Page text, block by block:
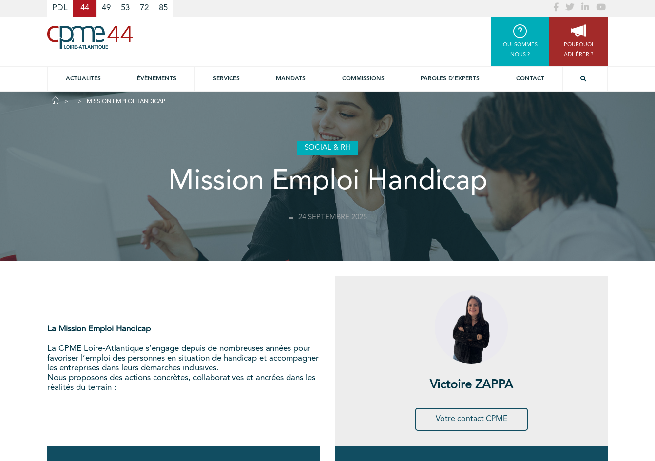
PDL 44 49 53 72 85
QUI SOMMES
NOUS ?
POURQUOI
ADHÉRER ?
ACTUALITÉS ÉVÈNEMENTS SERVICES MANDATS COMMISSIONS PAROLES D’EXPERTS CONTACT
MISSION EMPLOI HANDICAP
SOCIAL & RH
Mission Emploi Handicap
24 SEPTEMBRE 2025
La Mission Emploi Handicap
La CPME Loire-Atlantique s’engage depuis de nombreuses années pour
favoriser l’emploi des personnes en situation de handicap et accompagner
les entreprises dans leurs démarches inclusives.
Nous proposons des actions concrètes, collaboratives et ancrées dans les
réalités du terrain :
Victoire ZAPPA
Votre contact CPME
Cookies management panel